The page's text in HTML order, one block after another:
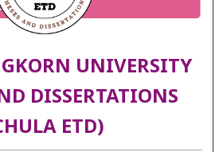
UNIVERSITY
DISSERTATIONS
ETD)